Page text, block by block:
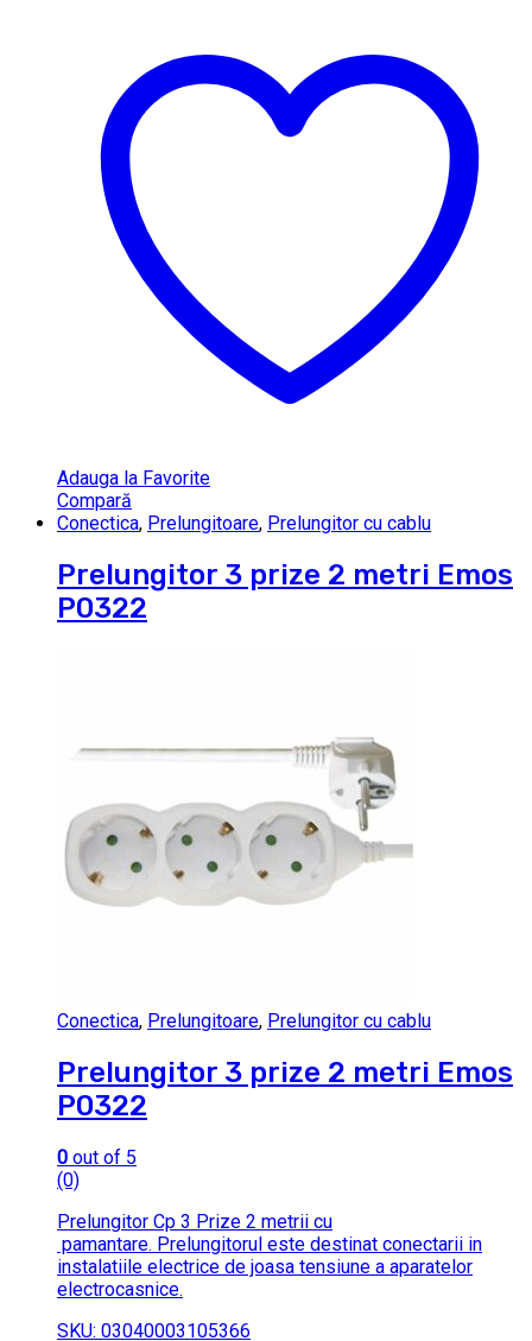
Adauga la Favorite
Compară
Conectica, Prelungitoare, Prelungitor cu cablu
Prelungitor 3 prize 2 metri Emos
P0322
Conectica, Prelungitoare, Prelungitor cu cablu
Prelungitor 3 prize 2 metri Emos
P0322
0 out of 5
(0)
Prelungitor Cp 3 Prize 2 metrii cu
pamantare. Prelungitorul este destinat conectarii in
instalatiile electrice de joasa tensiune a aparatelor
electrocasnice.
SKU: 03040003105366